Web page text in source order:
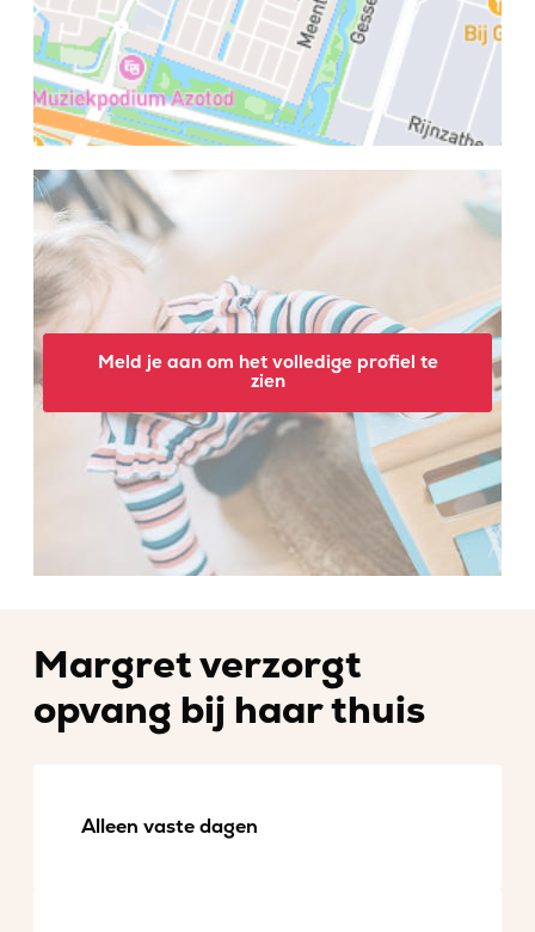
Meld je aan om het volledige profiel te
zien
Margret verzorgt
opvang bij haar thuis
Alleen vaste dagen